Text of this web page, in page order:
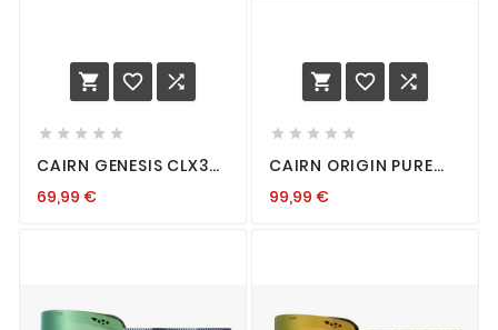
  
    
CAIRN GENESIS CLX3
69,99 €
  
    
CAIRN ORIGIN PURE
99,99 €